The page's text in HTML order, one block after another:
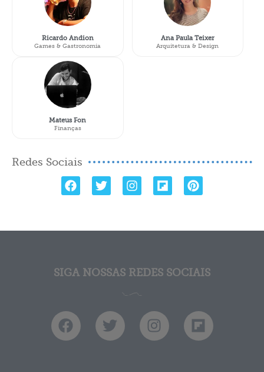
Ricardo Andion
Games & Gastronomia
Mateus Fon
Finanças
Ana Paula Teixer
Arquitetura & Design
Redes Sociais
SIGA NOSSAS REDES SOCIAIS